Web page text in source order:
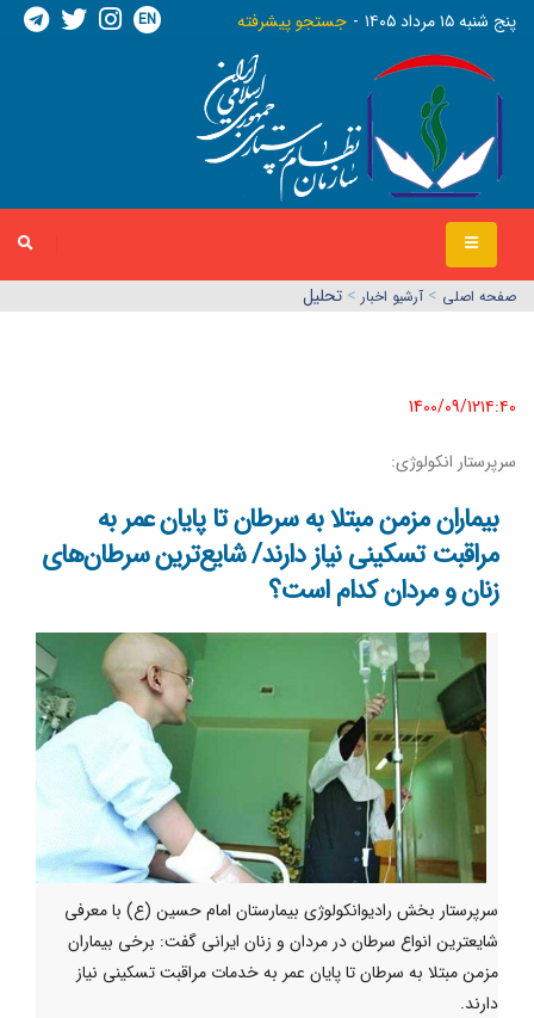
پنج شنبه ١٥ مرداد ١٤٠٥ جستجو پیشرفته EN
صفحه اصلي > آرشیو اخبار > تحلیل
1400/09/12١٤:٤٠
سرپرستار انکولوژی:
بیماران مزمن مبتلا به سرطان تا پایان عمر به
مراقبت تسکینی نیاز دارند/ شایع‌ترین سرطان‌های
زنان و مردان کدام است؟
سرپرستار بخش رادیوانکولوژی بیمارستان امام حسین (ع) با معرفی
شایعترین انواع سرطان در مردان و زنان ایرانی گفت: برخی بیماران
مزمن مبتلا به سرطان تا پایان عمر به خدمات مراقبت تسکینی نیاز
دارند.